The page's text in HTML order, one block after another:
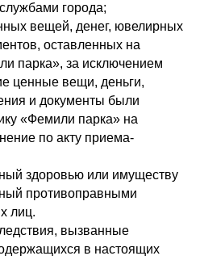
города;
вещей, денег, ювелирных
оставленных на
парка», за исключением
ценные вещи, деньги,
и документы были
«Фемили парка» на
по акту приема-
здоровью или имуществу
противоправными
лиц.
вызванные
в настоящих